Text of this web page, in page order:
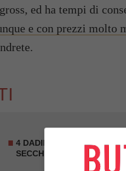
ed ha tempi di
e con prezzi molto
4 DADINI DI
FICHI
SECCHI
4